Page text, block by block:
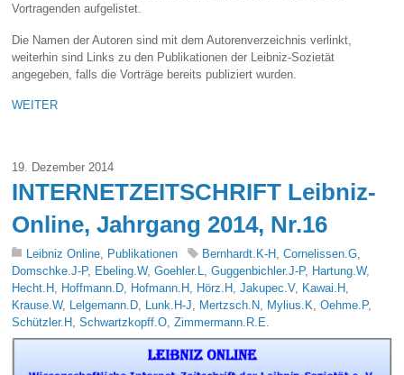
Vortragenden aufgelistet.
Die Namen der Autoren sind mit dem Autorenverzeichnis verlinkt,
weiterhin sind Links zu den Publikationen der Leibniz-Sozietät
angegeben, falls die Vorträge bereits publiziert wurden.
WEITER
19. Dezember 2014
INTERNETZEITSCHRIFT Leibniz-
Online, Jahrgang 2014, Nr.16
Leibniz Online, Publikationen Bernhardt.K-H ,Cornelissen.G,
Domschke.J-P, Ebeling.W,Goehler.L,Guggenbichler.J-P, Hartung.W,
Hecht.H , Hoffmann.D, Hofmann.H , Hörz.H ,Jakupec.V, Kawai.H ,
Krause.W, Lelgemann.D, Lunk.H-J, Mertzsch.N, Mylius.K,Oehme.P,
Schützler.H ,Schwartzkopff.O,Zimmermann.R.E.